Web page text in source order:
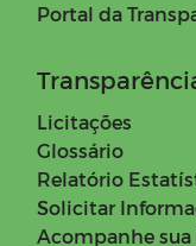
Portal da
Licitações
Glossário
Relatório
Solicitar
Acompanhe